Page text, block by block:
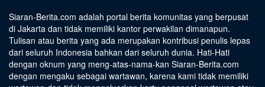
Siaran-Berita.com adalah portal berita komunitas yang berpusat
di Jakarta dan tidak memiliki kantor perwakilan dimanapun.
Tulisan atau berita yang ada merupakan kontribusi penulis lepas
dari seluruh Indonesia bahkan dari seluruh dunia. Hati-Hati
dengan oknum yang meng-atas-nama-kan Siaran-Berita.com
dengan mengaku sebagai wartawan, karena kami tidak memiliki